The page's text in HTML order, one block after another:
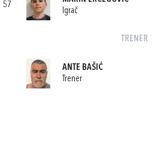
57
Igrač
TRENER
ANTE BAŠIĆ
Trener